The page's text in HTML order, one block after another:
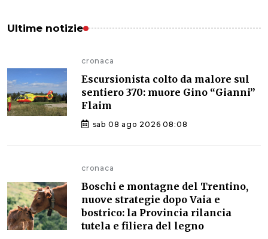
Ultime notizie
cronaca
Escursionista colto da malore sul
sentiero 370: muore Gino “Gianni”
Flaim
sab 08 ago 2026 08:08
cronaca
Boschi e montagne del Trentino,
nuove strategie dopo Vaia e
bostrico: la Provincia rilancia
tutela e filiera del legno